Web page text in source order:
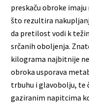
preskaču obroke imaju
što rezultira
da pretilost vodi k
srčanih oboljenja.
kilograma najbitnije
obroka usporava
trbuhu i glavobolju, te
gaziranim napitcima